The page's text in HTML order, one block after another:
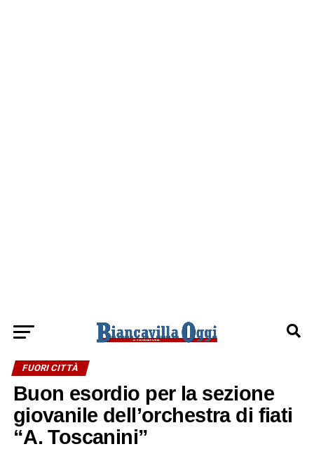
FUORI CITTÀ
Buon esordio per la sezione
giovanile dell’orchestra di fiati
“A. Toscanini”